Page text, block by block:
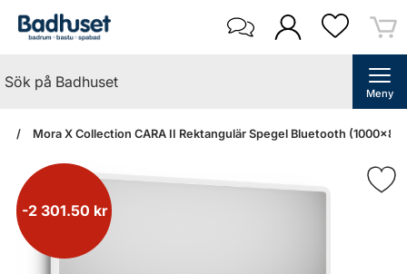
Meny
Mora X Collection CARA II Rektangulär Spegel Bluetooth
-2 301.50 kr